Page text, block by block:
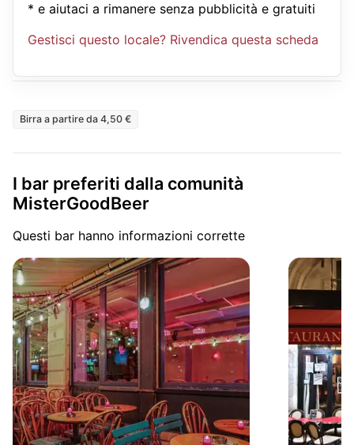
* e aiutaci a rimanere senza pubblicità e gratuiti
Gestisci questo locale? Rivendica questa scheda
Birra a partire da 4,50 €
I bar preferiti dalla comunità
MisterGoodBeer
Questi bar hanno informazioni corrette